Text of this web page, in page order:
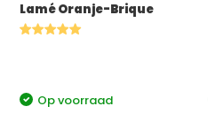
Lamé Oranje-Brique
Op voorraad